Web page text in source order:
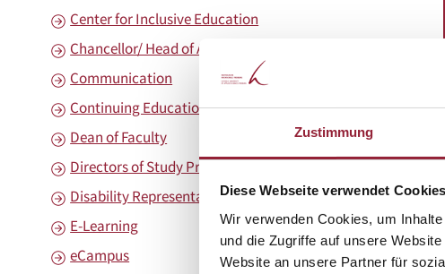
Zustimmung
Diese Webseite verwendet Cookies
Wir verwenden Cookies, um
und die Zugriffe auf unsere
Website an unsere Partner für
Center for Inclusive Education
Chancellor/ Head of Administration
Communication
Continuing Education
Dean of Faculty
Directors of Study Progams
Disability Representative
E-Learning
eCampus